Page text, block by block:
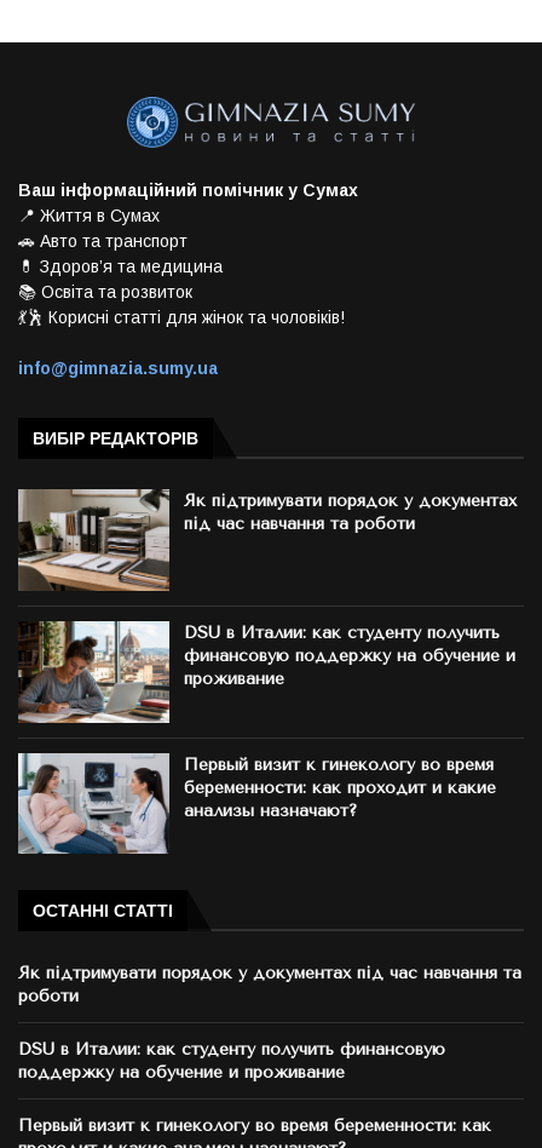
Ваш інформаційний помічник у Сумах
📍 Життя в Сумах
🚗 Авто та транспорт
💊 Здоров’я та медицина
📚 Освіта та розвиток
💃🕺 Корисні статті для жінок та чоловіків!
info@gimnazia.sumy.ua
ВИБІР РЕДАКТОРІВ
Як підтримувати порядок у документах
під час навчання та роботи
DSU в Италии: как студенту получить
финансовую поддержку на обучение и
проживание
Первый визит к гинекологу во время
беременности: как проходит и какие
анализы назначают?
ОСТАННІ СТАТТІ
Як підтримувати порядок у документах під час навчання та
роботи
DSU в Италии: как студенту получить финансовую
поддержку на обучение и проживание
Первый визит к гинекологу во время беременности: как